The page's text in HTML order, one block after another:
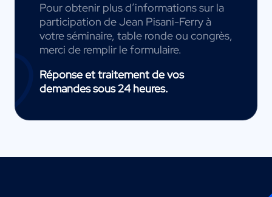
Pour obtenir plus d’informations sur la
participation de Jean Pisani-Ferry à
votre séminaire, table ronde ou congrès,
merci de remplir le formulaire.
Réponse et traitement de vos
demandes sous 24 heures.